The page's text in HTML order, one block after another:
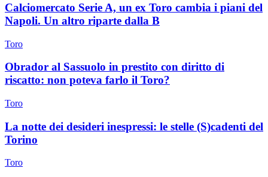
Calciomercato Serie A, un ex Toro cambia i piani del
Napoli. Un altro riparte dalla B
Toro
Obrador al Sassuolo in prestito con diritto di
riscatto: non poteva farlo il Toro?
Toro
La notte dei desideri inespressi: le stelle (S)cadenti del
Torino
Toro